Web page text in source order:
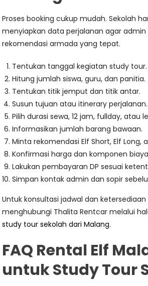
Proses booking cukup mudah. Sekolah
menyiapkan data perjalanan agar
rekomendasi armada yang tepat.
Tentukan tanggal kegiatan study tour.
Hitung jumlah siswa, guru, dan panitia.
Tentukan titik jemput dan titik antar.
Susun tujuan atau itinerary perjalanan.
Pilih durasi sewa, 12 jam, fullday, atau
Informasikan jumlah barang bawaan.
Minta rekomendasi Elf Short, Elf Long,
Konfirmasi harga dan komponen
Lakukan pembayaran DP sesuai
Simpan kontak admin dan sopir
Untuk konsultasi jadwal dan
menghubungi Thalita Rentcar melalui
study tour sekolah dari Malang.
FAQ Rental Elf
untuk Study Tour